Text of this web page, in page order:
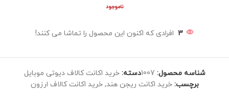
ناموجود
3 افرادی که اکنون این محصول را تماشا می کنند!
شناسه محصول: 1007دسته: خرید اکانت کالاف دیوتی موبایل
برچسب: خرید اکانت ریجن هند, خرید اکانت کالاف ارزون